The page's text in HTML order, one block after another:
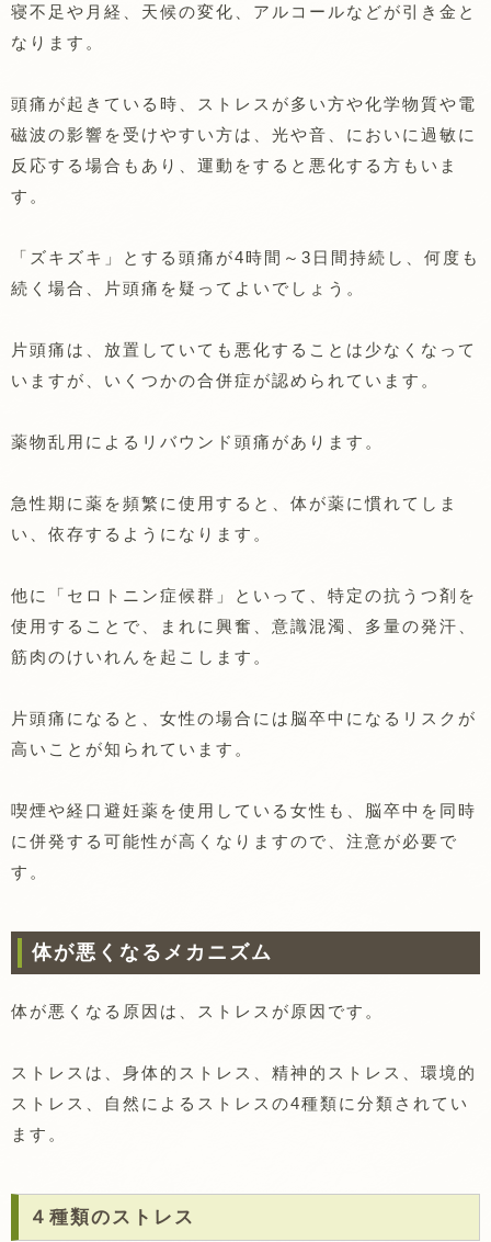
寝不足や月経、天候の変化、アルコールなどが引き金と
なります。
頭痛が起きている時、ストレスが多い方や化学物質や電
磁波の影響を受けやすい方は、光や音、においに過敏に
反応する場合もあり、運動をすると悪化する方もいま
す。
「ズキズキ」とする頭痛が4時間～3日間持続し、何度も
続く場合、片頭痛を疑ってよいでしょう。
片頭痛は、放置していても悪化することは少なくなって
いますが、いくつかの合併症が認められています。
薬物乱用によるリバウンド頭痛があります。
急性期に薬を頻繁に使用すると、体が薬に慣れてしま
い、依存するようになります。
他に「セロトニン症候群」といって、特定の抗うつ剤を
使用することで、まれに興奮、意識混濁、多量の発汗、
筋肉のけいれんを起こします。
片頭痛になると、女性の場合には脳卒中になるリスクが
高いことが知られています。
喫煙や経口避妊薬を使用している女性も、脳卒中を同時
に併発する可能性が高くなりますので、注意が必要で
す。
体が悪くなるメカニズム
体が悪くなる原因は、ストレスが原因です。
ストレスは、身体的ストレス、精神的ストレス、環境的
ストレス、自然によるストレスの4種類に分類されてい
ます。
４種類のストレス